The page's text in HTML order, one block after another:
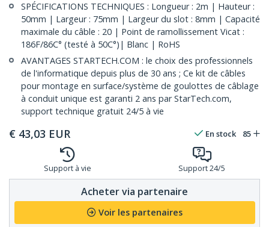
SPÉCIFICATIONS TECHNIQUES : Longueur : 2m | Hauteur :
50mm | Largeur : 75mm | Largeur du slot : 8mm | Capacité
maximale du câble : 20 | Point de ramollissement Vicat :
186F/86C° (testé à 50C°)| Blanc | RoHS
AVANTAGES STARTECH.COM : le choix des professionnels
de l'informatique depuis plus de 30 ans ; Ce kit de câbles
pour montage en surface/système de goulottes de câblage
à conduit unique est garanti 2 ans par StarTech.com,
support technique gratuit 24/5 à vie
€ 43,03 EUR En stock 85
Support à vie Support 24/5
Acheter via partenaire
Voir les partenaires